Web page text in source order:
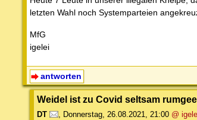
letzten Wahl noch Systemparteien
MfG
igelei
antworten
Weidel ist zu Covid seltsam
DT , Donnerstag, 26.08.2021, 21:00 @